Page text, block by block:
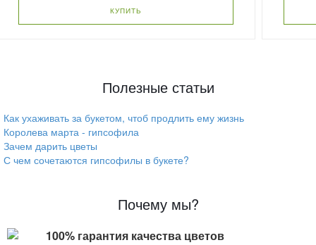
КУПИТЬ
Полезные статьи
Как ухаживать за букетом, чтоб продлить ему жизнь
Королева марта - гипсофила
Зачем дарить цветы
С чем сочетаются гипсофилы в букете?
Почему мы?
100% гарантия качества цветов